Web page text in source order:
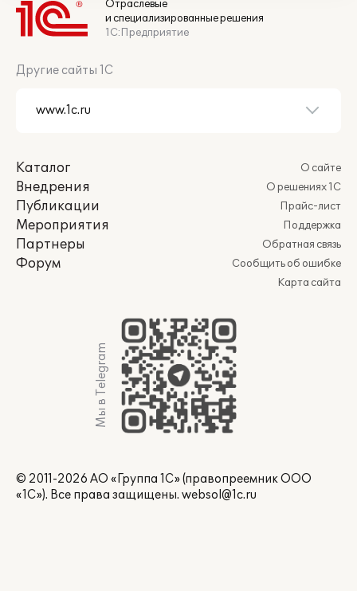
Отраслевые
и специализированные решения
1С:Предприятие
Другие сайты 1С
Каталог
Внедрения
Публикации
Мероприятия
Партнеры
Форум
О сайте
О решениях 1С
Прайс-лист
Поддержка
Обратная связь
Сообщить об ошибке
Карта сайта
Мы в Telegram
© 2011-2026 АО «Группа 1С» (правопреемник ООО
«1С»). Все права защищены. websol@1c.ru